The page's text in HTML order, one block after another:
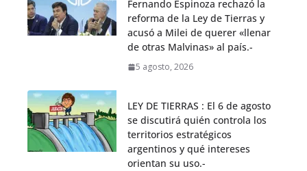
Fernando Espinoza rechazó la
reforma de la Ley de Tierras y
acusó a Milei de querer «llenar
de otras Malvinas» al país.-
5 agosto, 2026
LEY DE TIERRAS : El 6 de agosto
se discutirá quién controla los
territorios estratégicos
argentinos y qué intereses
orientan su uso.-